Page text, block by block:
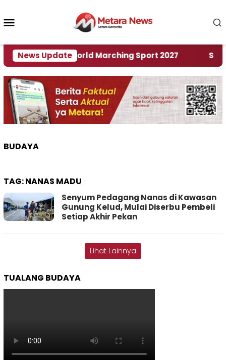
konten
News Update
Rumah World Marching Sport 2027 ‎Soal
BUDAYA
TAG:NANAS MADU
Senyum Pedagang Nanas di Kawasan
Gunung Kelud, Mulai Diserbu Pembeli
Setiap Akhir Pekan
Lihat Lainnya
TUALANG BUDAYA